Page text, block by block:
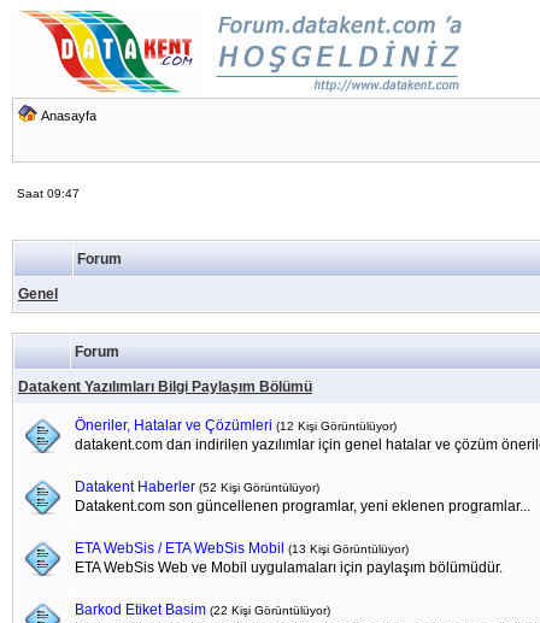
Anasayfa
Saat 09:47
Forum
Genel
Forum
Datakent Yazılımları Bilgi Paylaşım Bölümü
Öneriler, Hatalar ve Çözümleri (12 Kişi Görüntülüyor)
datakent.com dan indirilen yazılımlar için genel hatalar ve çözüm
Datakent Haberler (52 Kişi Görüntülüyor)
Datakent.com son güncellenen programlar, yeni eklenen programlar...
ETA WebSis / ETA WebSis Mobil (13 Kişi Görüntülüyor)
ETA WebSis Web ve Mobil uygulamaları için paylaşım bölümüdür.
Barkod Etiket Basim (22 Kişi Görüntülüyor)